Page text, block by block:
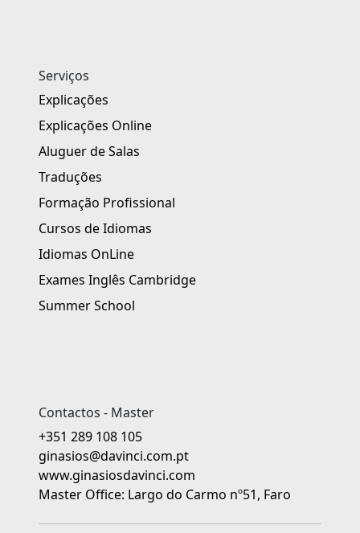
Serviços
Explicações
Explicações Online
Aluguer de Salas
Traduções
Formação Profissional
Cursos de Idiomas
Idiomas OnLine
Exames Inglês Cambridge
Summer School
Contactos - Master
+351 289 108 105
ginasios@davinci.com.pt
www.ginasiosdavinci.com
Master Office: Largo do Carmo nº51, Faro